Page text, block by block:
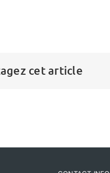
cet article